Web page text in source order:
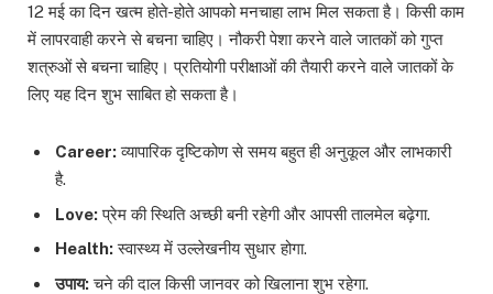
12 मई का दिन खत्म होते-होते आपको मनचाहा लाभ मिल सकता है। किसी काम
में लापरवाही करने से बचना चाहिए। नौकरी पेशा करने वाले जातकों को गुप्त
शत्रुओं से बचना चाहिए। प्रतियोगी परीक्षाओं की तैयारी करने वाले जातकों के
लिए यह दिन शुभ साबित हो सकता है।
Career:व्यापारिक दृष्टिकोण से समय बहुत ही अनुकूल और लाभकारी
है.
Love:प्रेम की स्थिति अच्छी बनी रहेगी और आपसी तालमेल बढ़ेगा.
Health:स्वास्थ्य में उल्लेखनीय सुधार होगा.
उपाय:चने की दाल किसी जानवर को खिलाना शुभ रहेगा.